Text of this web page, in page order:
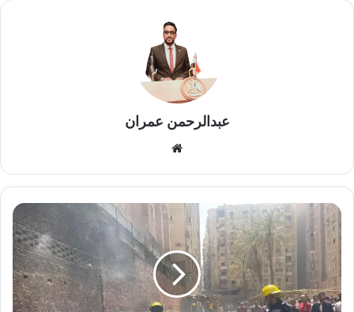
عبدالرحمن عمران
إندلاع
حريق
هائل
بجراج
فى
"الجيزة".